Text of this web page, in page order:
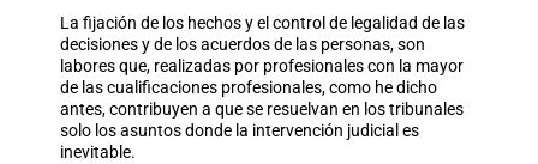
La fijación de los hechos y el control de legalidad de las
decisiones y de los acuerdos de las personas, son
labores que, realizadas por profesionales con la mayor
de las cualificaciones profesionales, como he dicho
antes, contribuyen a que se resuelvan en los tribunales
solo los asuntos donde la intervención judicial es
inevitable.